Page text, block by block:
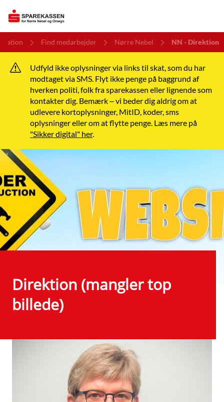
Find medarbejder Nørre Nebel NN - Direktion
Udfyld ikke oplysninger via links til skat, som du har
modtaget via SMS. Flyt ikke penge på baggrund af
hverken politi, folk fra sparekassen eller lignende som
kontakter dig. Bemærk – vi beder dig aldrig om at
udlevere kortoplysninger, MitID, koder, sms
oplysninger eller om at flytte penge. Læs mere på
"Sikker digital" her.
Direktion (mangler top
billede)